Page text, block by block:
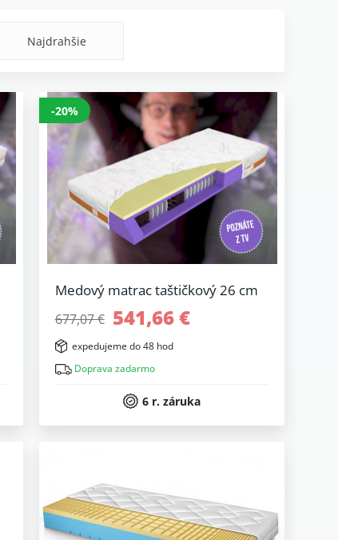
Najdrahšie
-20%
Medový matrac taštičkový 26 cm
677,07 € 541,66 €
expedujeme do 48 hod
Doprava zadarmo
6 r. záruka